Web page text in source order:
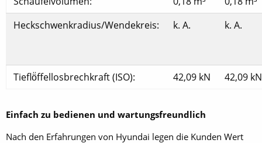
Heckschwenkradius/Wendekreis:
k. A. k. A.
Tieflö̈ffellosbrechkraft (ISO): 42,09 kN 42,09 kN
Einfach zu bedienen und wartungsfreundlich
Nach den Erfahrungen von Hyundai legen die Kunden Wert